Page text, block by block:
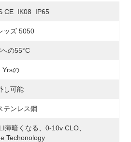
CE  IK08  IP65
ッズ 5050
の55°C
Yrsの
し可能
テンレス鋼
薄暗くなる、0-10v CLO、
Techonology